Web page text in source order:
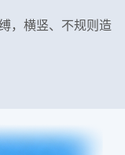
，横竖、不规则造